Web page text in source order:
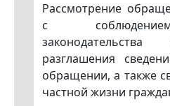
Рассмотрение
с
разглашения
обращении, а также
частной жизни